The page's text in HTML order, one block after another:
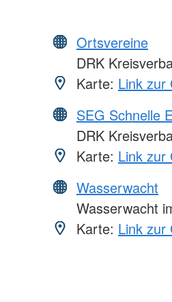
Ortsvereine
DRK
Karte: Link zur
SEG Schnelle
DRK
Karte: Link zur
Wasserwacht
Wasserwacht
Karte: Link zur